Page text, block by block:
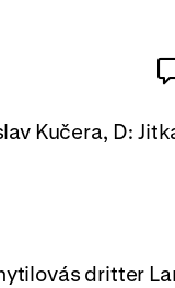
Kučera, D:
dritter